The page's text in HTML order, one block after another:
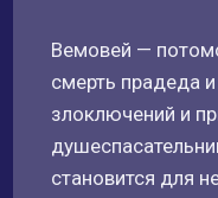
Вемовей —
смерть прадеда
злоключений и
становится для